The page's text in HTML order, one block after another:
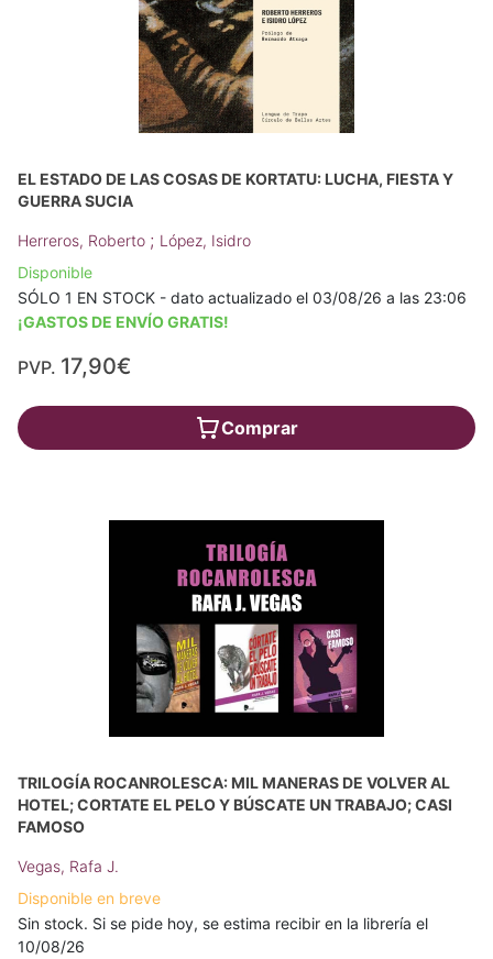
EL ESTADO DE LAS COSAS DE KORTATU: LUCHA, FIESTA Y
GUERRA SUCIA
Herreros, Roberto ; López, Isidro
Disponible
SÓLO 1 EN STOCK - dato actualizado el 03/08/26 a las 23:06
¡GASTOS DE ENVÍO GRATIS!
PVP. 17,90€
Comprar
TRILOGÍA ROCANROLESCA: MIL MANERAS DE VOLVER AL
HOTEL; CORTATE EL PELO Y BÚSCATE UN TRABAJO; CASI
FAMOSO
Vegas, Rafa J.
Disponible en breve
Sin stock. Si se pide hoy, se estima recibir en la librería el
10/08/26